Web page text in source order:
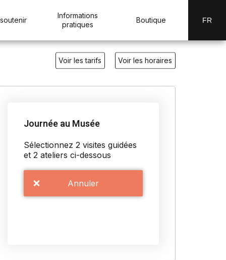
Informations
pratiques
Boutique FR
Voir les tarifs Voir les horaires
Journée au Musée
Sélectionnez 2 visites guidées
et 2 ateliers ci-dessous
Annuler